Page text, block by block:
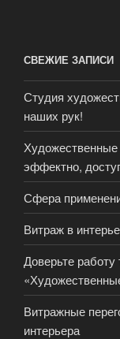
СВЕЖИЕ ЗАПИСИ
Студия
наших рук!
Художественные
эффектно,
Сфера
Витраж в
Доверьте
Витражные
интерьера